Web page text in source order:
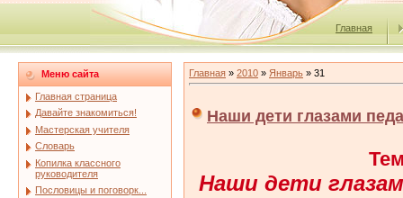
Главная
Меню сайта
Главная страница
Давайте знакомиться!
Мастерская учителя
Словарь
Копилка классного
руководителя
Пословицы и поговорк...
Главная » 2010 » Январь » 31
Наши дети глазами
Наши дети